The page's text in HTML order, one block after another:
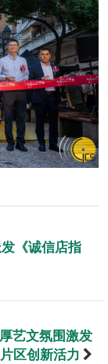
《诚信店指
艺文氛围激发
片区创新活力